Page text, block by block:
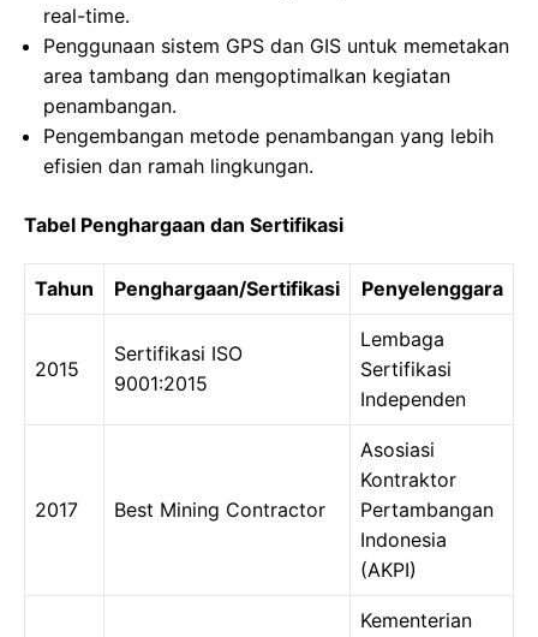
real-time.
Penggunaan sistem GPS dan GIS untuk memetakan
area tambang dan mengoptimalkan kegiatan
penambangan.
Pengembangan metode penambangan yang lebih
efisien dan ramah lingkungan.
Tabel Penghargaan dan Sertifikasi
Tahun Penghargaan/Sertifikasi Penyelenggara
2015
Sertifikasi ISO
9001:2015
Lembaga
Sertifikasi
Independen
2017 Best Mining Contractor
Asosiasi
Kontraktor
Pertambangan
Indonesia
(AKPI)
Kementerian